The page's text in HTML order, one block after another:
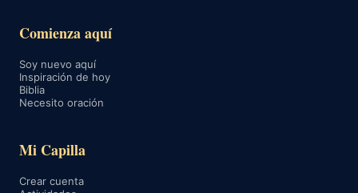
Comienza aquí
Soy nuevo aquí
Inspiración de hoy
Biblia
Necesito oración
Mi Capilla
Crear cuenta